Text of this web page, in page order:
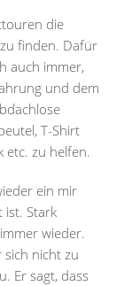
die
finden. Dafür
auch immer,
und dem
T-Shirt
etc. zu helfen.
ein mir
ist. Stark
wieder.
nicht zu
Er sagt, dass